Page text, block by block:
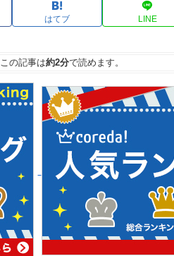
はてブ LINE
この記事は約2分で読めます。